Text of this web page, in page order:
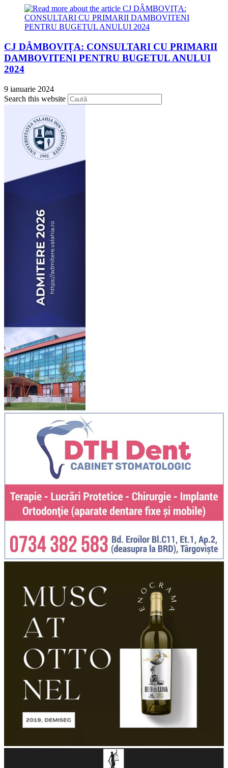
CJ DÂMBOVIȚA: CONSULTARI CU PRIMARII
DAMBOVITENI PENTRU BUGETUL ANULUI
2024
9 ianuarie 2024
Search this website
Escape